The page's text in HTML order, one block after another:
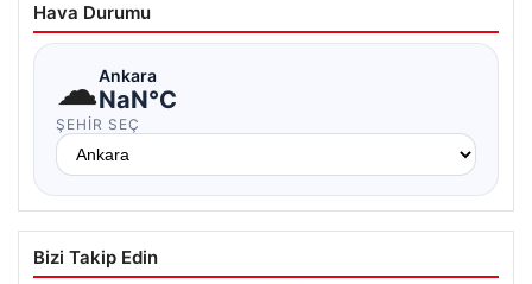
Hava Durumu
☁Ankara
NaN°C
ŞEHIR SEÇ
Bizi Takip Edin